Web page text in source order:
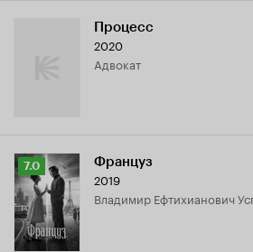
Процесс
2020
адвокат
Рейтинг
Кинопоиска
7.0
7.0 Француз
2019
Владимир Ефтихианович